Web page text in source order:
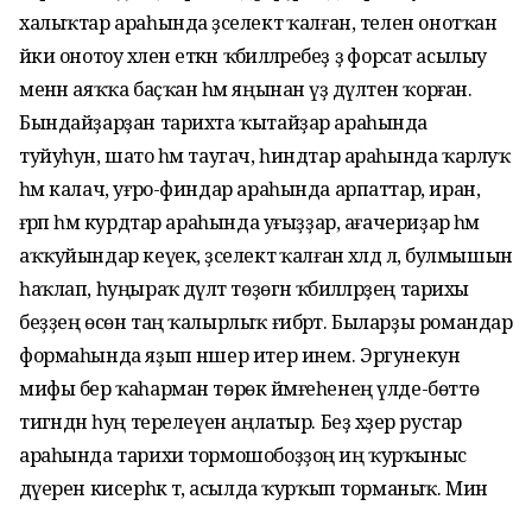
халыҡтар араһында әҙселектә ҡалған, телен онотҡан
йәки онотоу хәленә еткән ҡәбиләләребеҙ ҙә форсат асылыу
менән аяҡҡа баҫҡан һәм яңынан үҙ дәүләтен ҡорған.
Бындайҙарҙан тарихта ҡытайҙар араһында
туйуһун, шато һәм таугач, һиндтар араһында ҡарлуҡ
һәм калач, уғро-финдар араһында арпаттар, иран,
ғәрәп һәм курдтар араһында уғыҙҙар, ағачериҙар һәм
аҡҡуйындар кеүек, әҙселектә ҡалған хәлдә лә, булмышын
һаҡлап, һуңыраҡ дәүләт төҙөгән ҡәбиләләрҙең тарихы
беҙҙең өсөн таң ҡалырлыҡ ғибрәт. Быларҙы романдар
формаһында яҙып нәшер итер инем. Эргунекун
мифы бер ҡаһарман төрөк йәмғеһенең үлде-бөттө
тигәндән һуң терелеүен аңлатыр. Беҙ хәҙер рустар
араһында тарихи тормошобоҙҙоң иң ҡурҡыныс
дәүерен кисерһәк тә, асылда ҡурҡып торманыҡ. Мин